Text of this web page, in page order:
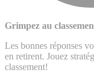
Grimpez au
Les bonnes réponses
en retirent. Jouez
classement!